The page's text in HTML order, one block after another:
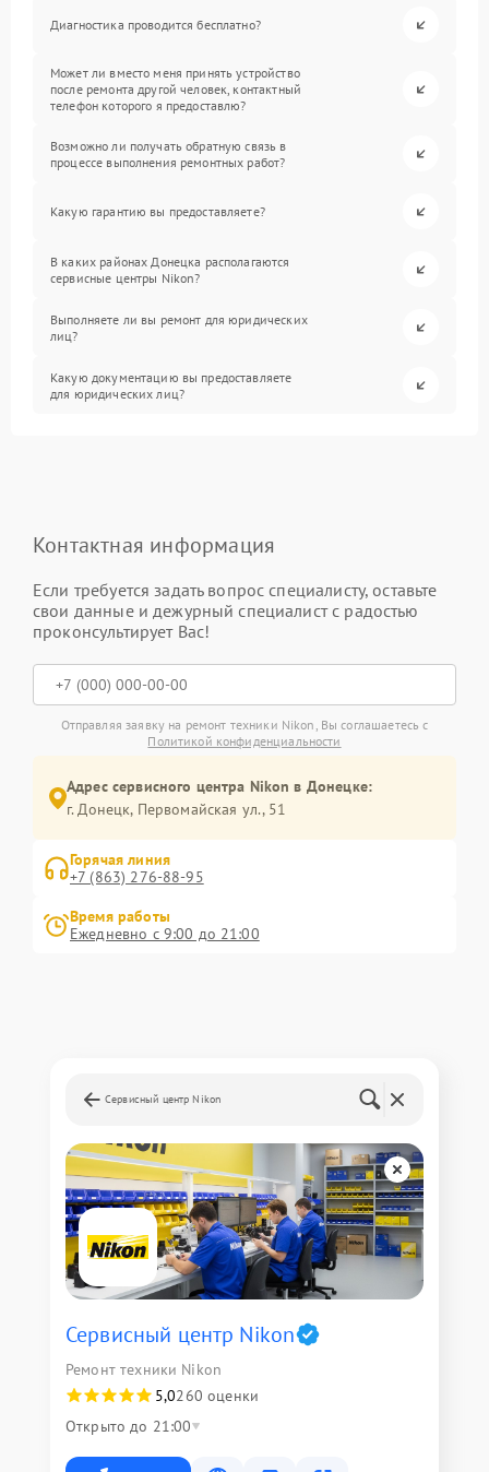
Диагностика проводится бесплатно?
Может ли вместо меня принять устройство
после ремонта другой человек, контактный
телефон которого я предоставлю?
Возможно ли получать обратную связь в
процессе выполнения ремонтных работ?
Какую гарантию вы предоставляете?
В каких районах Донецка располагаются
сервисные центры Nikon?
Выполняете ли вы ремонт для юридических
лиц?
Какую документацию вы предоставляете
для юридических лиц?
Контактная информация
Если требуется задать вопрос специалисту, оставьте
свои данные и дежурный специалист с радостью
проконсультирует Вас!
Отправляя заявку на ремонт техники Nikon, Вы соглашаетесь с
Политикой конфиденциальности
Адрес сервисного центра Nikon в Донецке:
г. Донецк, Первомайская ул., 51
Горячая линия
+7 (863) 276-88-95
Время работы
Ежедневно с 9:00 до 21:00
Сервисный центр Nikon
Сервисный центр Nikon
Ремонт техники Nikon
5,0260 оценки
Открыто до 21:00